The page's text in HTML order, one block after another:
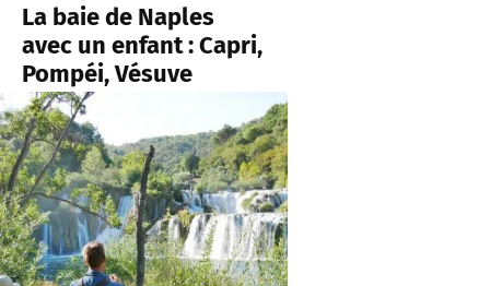
La baie de Naples
avec un enfant : Capri,
Pompéi, Vésuve